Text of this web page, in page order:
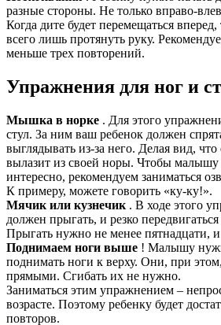
разные стороны. Не только вправо-
Когда дите будет перемещаться
всего лишь протянуть руку.
меньше трех повторений.
Упражнения для ног и
Мышка в норке . Для этого
стул. За ним ваш ребенок должен
выглядывать из-за него. Делая вид,
вылазит из своей норы. Чтобы
интересно, рекомендуем заниматься
К примеру, можете говорить «ку-ку!».
Мячик или кузнечик . В ходе этого
должен прыгать, и резко
Прыгать нужно не менее пятнадцати, и
Поднимаем ноги выше ! Малышу
поднимать ноги к верху. Они, при
прямыми. Сгибать их не нужно.
Заниматься этим упражнением –
возрасте. Поэтому ребенку будет
повторов.